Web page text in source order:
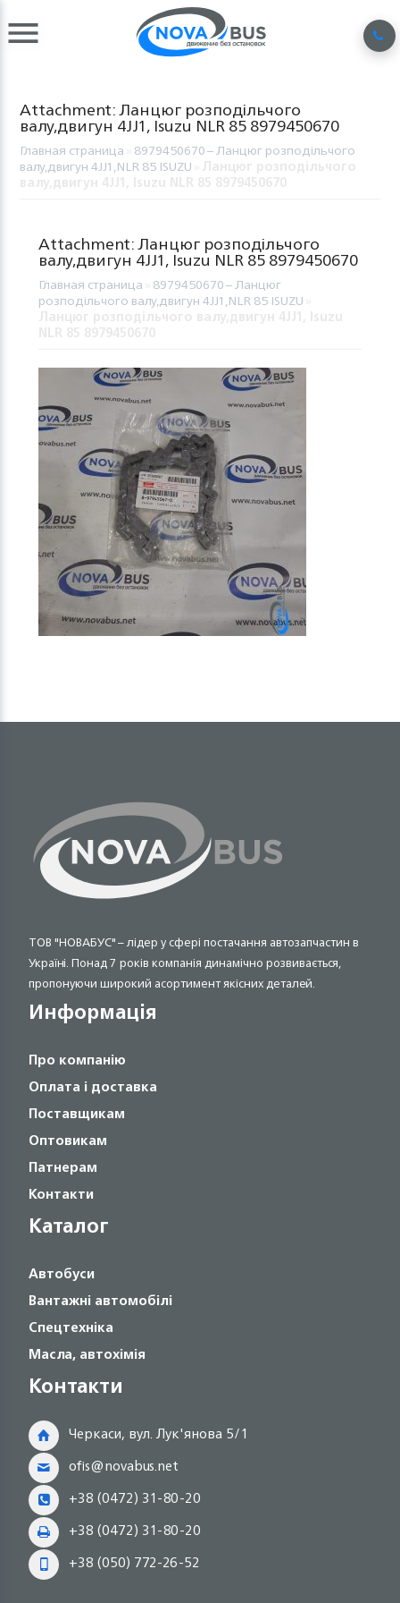
Attachment: Ланцюг розподільчого
валу,двигун 4JJ1, Isuzu NLR 85 8979450670
Главная страница 8979450670 – Ланцюг розподільчого
валу,двигун 4JJ1,NLR 85 ISUZU
Attachment: Ланцюг розподільчого
валу,двигун 4JJ1, Isuzu NLR 85 8979450670
Главная страница 8979450670 – Ланцюг
розподільчого валу,двигун 4JJ1,NLR 85 ISUZU
ТОВ "НОВАБУС" – лідер у сфері постачання автозапчастин в
Україні. Понад 7 років компанія динамічно розвивається,
пропонуючи широкий асортимент якісних деталей.
Информація
Про компанію
Оплата і доставка
Поставщикам
Оптовикам
Патнерам
Контакти
Каталог
Автобуси
Вантажні автомобілі
Спецтехніка
Масла, автохімія
Контакти
Черкаси, вул. Лук'янова 5/1
ofis@novabus.net
+38 (0472) 31-80-20
+38 (0472) 31-80-20
+38 (050) 772-26-52